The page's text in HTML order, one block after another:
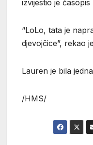
izvijestio je časopis
“LoLo, tata je
djevojčice”, rekao
Lauren je bila
/HMS/